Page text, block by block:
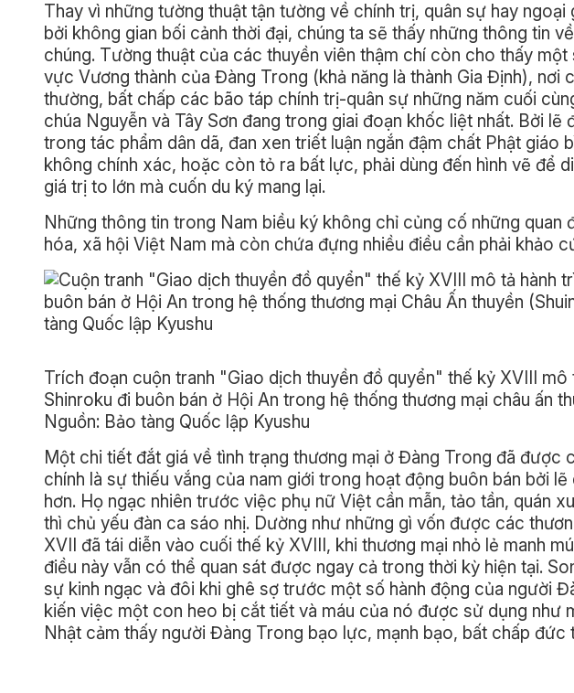
Thay vì những tường thuật tận tường về chính trị, quân sự hay
bởi không gian bối cảnh thời đại, chúng ta sẽ thấy những thông tin
chúng. Tường thuật của các thuyền viên thậm chí còn cho thấy
vực Vương thành của Đàng Trong (khả năng là thành Gia Định), nơi
thường, bất chấp các bão táp chính trị-quân sự những năm cuối
chúa Nguyễn và Tây Sơn đang trong giai đoạn khốc liệt nhất. Bởi
trong tác phẩm dân dã, đan xen triết luận ngắn đậm chất Phật giáo
không chính xác, hoặc còn tỏ ra bất lực, phải dùng đến hình vẽ để
giá trị to lớn mà cuốn du ký mang lại.
Những thông tin trong Nam biều ký không chỉ củng cố những quan
hóa, xã hội Việt Nam mà còn chứa đựng nhiều điều cần phải khảo
Trích đoạn cuộn tranh "Giao dịch thuyền đồ quyển" thế kỷ XVIII mô
Shinroku đi buôn bán ở Hội An trong hệ thống thương mại châu ấn
Nguồn: Bảo tàng Quốc lập Kyushu
Một chi tiết đắt giá về tình trạng thương mại ở Đàng Trong đã được
chính là sự thiếu vắng của nam giới trong hoạt động buôn bán bởi
hơn. Họ ngạc nhiên trước việc phụ nữ Việt cần mẫn, tảo tần, quán
thì chủ yếu đàn ca sáo nhị. Dường như những gì vốn được các
XVII đã tái diễn vào cuối thế kỷ XVIII, khi thương mại nhỏ lẻ manh
điều này vẫn có thể quan sát được ngay cả trong thời kỳ hiện tại.
sự kinh ngạc và đôi khi ghê sợ trước một số hành động của người
kiến việc một con heo bị cắt tiết và máu của nó được sử dụng như
Nhật cảm thấy người Đàng Trong bạo lực, mạnh bạo, bất chấp đức